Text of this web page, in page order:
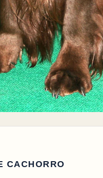
CACHORRO